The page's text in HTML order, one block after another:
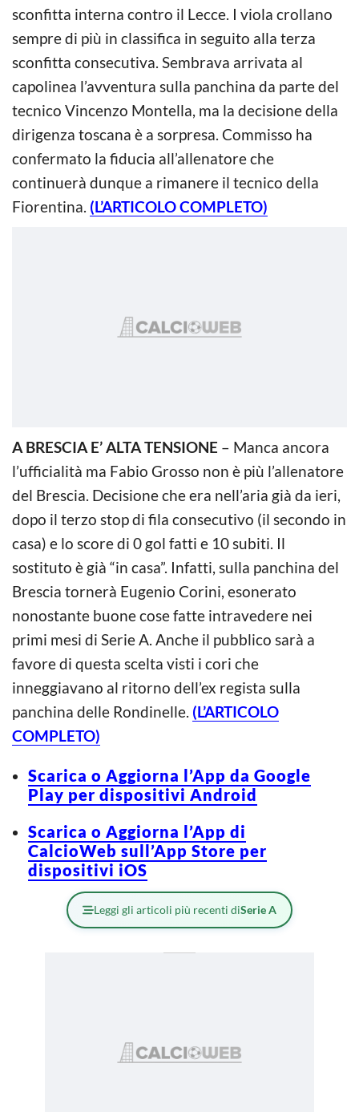
sconfitta interna contro il Lecce. I viola crollano
sempre di più in classifica in seguito alla terza
sconfitta consecutiva. Sembrava arrivata al
capolinea l’avventura sulla panchina da parte del
tecnico Vincenzo Montella, ma la decisione della
dirigenza toscana è a sorpresa. Commisso ha
confermato la fiducia all’allenatore che
continuerà dunque a rimanere il tecnico della
Fiorentina. (L’ARTICOLO COMPLETO)
A BRESCIA E’ ALTA TENSIONE – Manca ancora
l’ufficialità ma Fabio Grosso non è più l’allenatore
del Brescia. Decisione che era nell’aria già da ieri,
dopo il terzo stop di fila consecutivo (il secondo in
casa) e lo score di 0 gol fatti e 10 subiti. Il
sostituto è già “in casa”. Infatti, sulla panchina del
Brescia tornerà Eugenio Corini, esonerato
nonostante buone cose fatte intravedere nei
primi mesi di Serie A. Anche il pubblico sarà a
favore di questa scelta visti i cori che
inneggiavano al ritorno dell’ex regista sulla
panchina delle Rondinelle. (L’ARTICOLO
COMPLETO)
Scarica o Aggiorna l’App da Google
Play per dispositivi Android
Scarica o Aggiorna l’App di
CalcioWeb sull’App Store per
dispositivi iOS
Leggi gli articoli più recenti diSerie A